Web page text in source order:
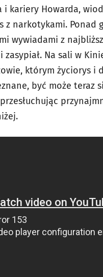
kariery Howarda,
z narkotykami. Ponad
wywiadami z
Na sali w
którym życiorys i
być może teraz